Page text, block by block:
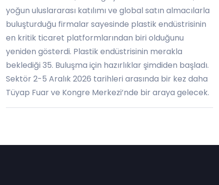
yoğun uluslararası katılımı ve global satın almacılarla
buluşturduğu firmalar sayesinde plastik endüstrisinin
en kritik ticaret platformlarından biri olduğunu
yeniden gösterdi. Plastik endüstrisinin merakla
beklediği 35. Buluşma için hazırlıklar şimdiden başladı.
Sektör 2-5 Aralık 2026 tarihleri arasında bir kez daha
Tüyap Fuar ve Kongre Merkezi’nde bir araya gelecek.